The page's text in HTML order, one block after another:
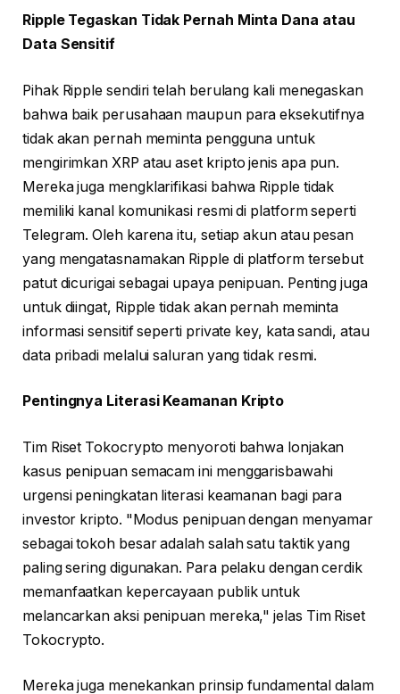
Ripple Tegaskan Tidak Pernah Minta Dana atau
Data Sensitif
Pihak Ripple sendiri telah berulang kali menegaskan
bahwa baik perusahaan maupun para eksekutifnya
tidak akan pernah meminta pengguna untuk
mengirimkan XRP atau aset kripto jenis apa pun.
Mereka juga mengklarifikasi bahwa Ripple tidak
memiliki kanal komunikasi resmi di platform seperti
Telegram. Oleh karena itu, setiap akun atau pesan
yang mengatasnamakan Ripple di platform tersebut
patut dicurigai sebagai upaya penipuan. Penting juga
untuk diingat, Ripple tidak akan pernah meminta
informasi sensitif seperti private key, kata sandi, atau
data pribadi melalui saluran yang tidak resmi.
Pentingnya Literasi Keamanan Kripto
Tim Riset Tokocrypto menyoroti bahwa lonjakan
kasus penipuan semacam ini menggarisbawahi
urgensi peningkatan literasi keamanan bagi para
investor kripto. "Modus penipuan dengan menyamar
sebagai tokoh besar adalah salah satu taktik yang
paling sering digunakan. Para pelaku dengan cerdik
memanfaatkan kepercayaan publik untuk
melancarkan aksi penipuan mereka," jelas Tim Riset
Tokocrypto.
Mereka juga menekankan prinsip fundamental dalam